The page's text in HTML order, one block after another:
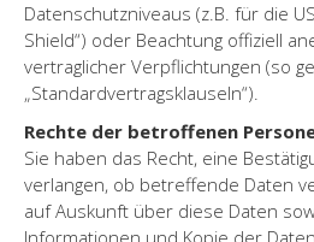
Datenschutzniveaus (z.B. für die
Shield“) oder Beachtung offiziell
vertraglicher Verpflichtungen (so
„Standardvertragsklauseln“).
Rechte der betroffenen
Sie haben das Recht, eine
verlangen, ob betreffende Daten
auf Auskunft über diese Daten
Informationen und Kopie der